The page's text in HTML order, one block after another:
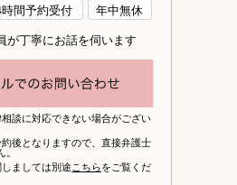
間予約受付
年中無休
が丁寧にお話を伺います
談に対応できない場合がござい
後となりますので、 直接弁護士
。
ましては別途こちらをご覧くだ